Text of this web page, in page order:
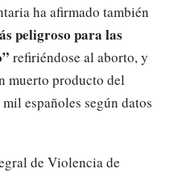
ha afirmado también
peligroso para las
refiriéndose al aborto, y
muerto producto del
españoles según datos
de Violencia de